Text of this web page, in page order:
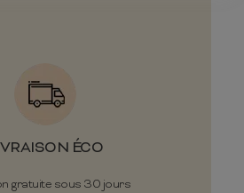
ÉCO
gratuite sous 30 jours